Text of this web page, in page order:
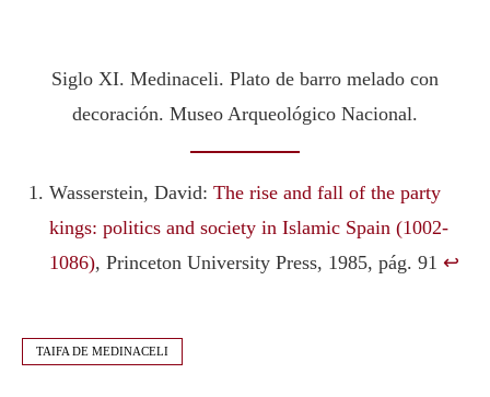
Siglo XI. Medinaceli. Plato de barro melado con
decoración. Museo Arqueológico Nacional.
Wasserstein, David: The rise and fall of the party
kings: politics and society in Islamic Spain (1002-
1086), Princeton University Press, 1985, pág. 91 ↩︎
TAIFA DE MEDINACELI